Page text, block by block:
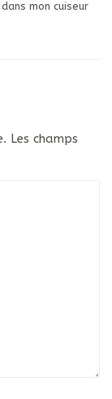
mon cuiseur
Les champs